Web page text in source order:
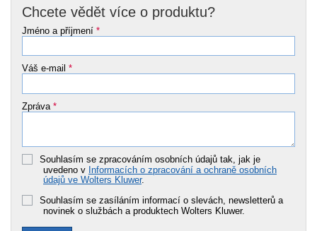
Chcete vědět více o produktu?
Jméno a příjmení *
Váš e-mail *
Zpráva *
Souhlasím se zpracováním osobních údajů tak, jak je
uvedeno v Informacích o zpracování a ochraně osobních
údajů ve Wolters Kluwer.
Souhlasím se zasíláním informací o slevách, newsletterů a
novinek o službách a produktech Wolters Kluwer.